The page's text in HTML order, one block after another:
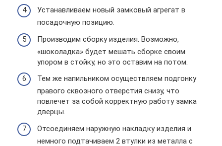
Устанавливаем новый замковый агрегат в
посадочную позицию.
Производим сборку изделия. Возможно,
«шоколадка» будет мешать сборке своим
упором в стойку, но это оставим на потом.
Тем же напильником осуществляем подгонку
правого сквозного отверстия снизу, что
повлечет за собой корректную работу замка
дверцы.
Отсоединяем наружную накладку изделия и
немного подтачиваем 2 втулки из металла с